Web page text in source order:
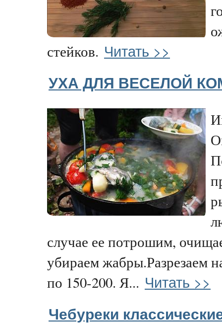
стейков. Читать >>
УХА ДЛЯ ВЕСЕЛОЙ
случае ее потрошим,
убираем жабры.Разрезаем
по 150-200. Я... Читать >>
Чебуреки